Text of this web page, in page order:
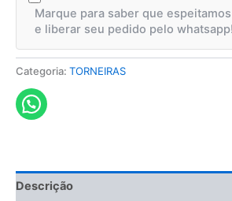
Marque para saber que
e liberar seu pedido pelo whatsapp!
Categoria: TORNEIRAS
Descrição